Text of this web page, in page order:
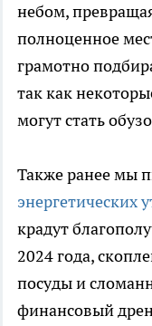
небом,
полноценное
грамотно
так как
могут стать
Также ранее мы
энергетических
крадут
2024 года,
посуды и
финансовый